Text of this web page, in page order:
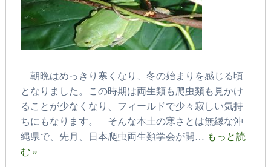
朝晩はめっきり寒くなり、冬の始まりを感じる頃
となりました。この時期は両生類も爬虫類も見かけ
ることが少なくなり、フィールドで少々寂しい気持
ちにもなります。 そんな本土の寒さとは無縁な沖
縄県で、先月、日本爬虫両生類学会が開… もっと読
む »